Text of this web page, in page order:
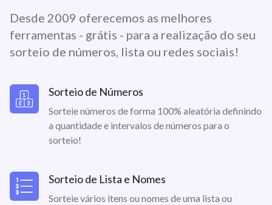
Desde 2009 oferecemos as melhores
ferramentas - grátis - para a realização do seu
sorteio de números, lista ou redes sociais!
Sorteio de Números
Sorteie números de forma 100% aleatória definindo
a quantidade e intervalos de números para o
sorteio!
Sorteio de Lista e Nomes
Sorteie vários itens ou nomes de uma lista ou